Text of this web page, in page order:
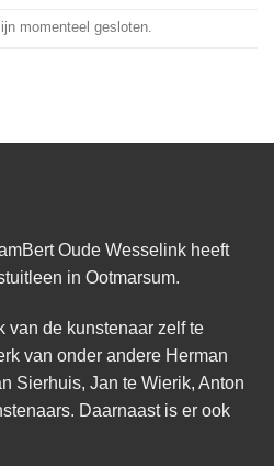
momenteel gesloten.
Oude Wesselink heeft
in Ootmarsum.
van de kunstenaar zelf te
van onder andere Herman
Sierhuis, Jan te Wierik, Anton
Daarnaast is er ook